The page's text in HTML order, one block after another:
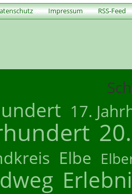
Impressum RSS-Feed
17.
Elbe